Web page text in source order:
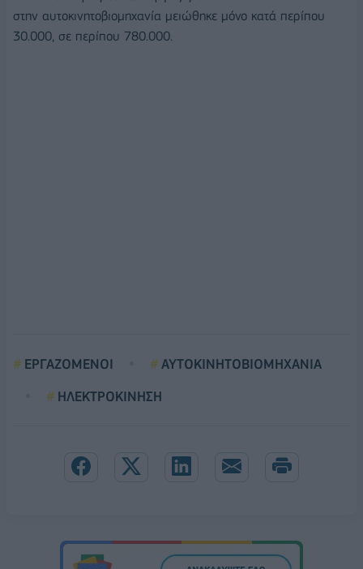
στην αυτοκινητοβιομηχανία μειώθηκε μόνο κατά περίπου
30.000, σε περίπου 780.000.
ΕΡΓΑΖΟΜΕΝΟΙ
ΑΥΤΟΚΙΝΗΤΟΒΙΟΜΗΧΑΝΙΑ
ΗΛΕΚΤΡΟΚΙΝΗΣΗ